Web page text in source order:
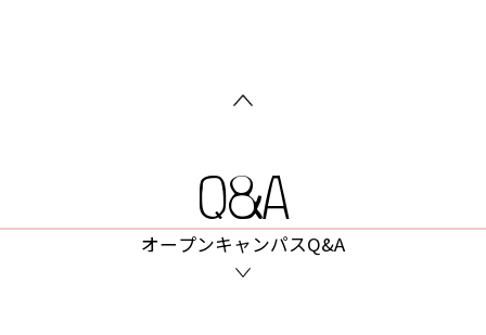
Q&A
オープンキャンパスQ&A